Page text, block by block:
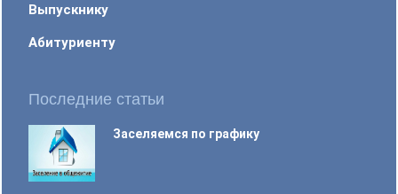
Выпускнику
Абитуриенту
Последние статьи
Заселяемся по графику